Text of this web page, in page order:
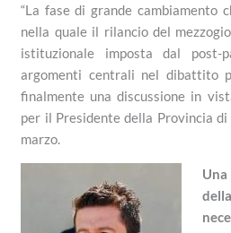
“La fase di grande cambiamento
nella quale il rilancio del
istituzionale imposta dal post-
argomenti centrali nel dibattito
finalmente una discussione in
per il Presidente della Provincia
marzo.